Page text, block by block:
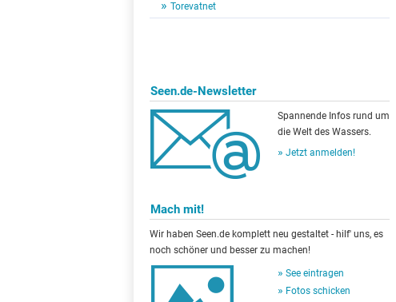
Torevatnet
Seen.de-Newsletter
Spannende Infos rund um
die Welt des Wassers.
Jetzt anmelden!
Mach mit!
Wir haben Seen.de komplett neu gestaltet - hilf' uns, es
noch schöner und besser zu machen!
See eintragen
Fotos schicken